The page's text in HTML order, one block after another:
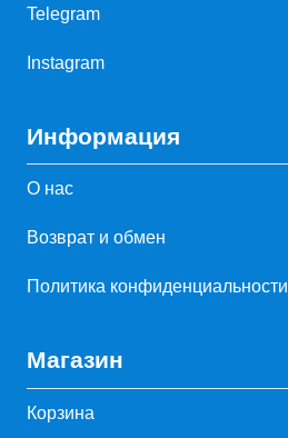
Telegram
Instagram
Информация
О нас
Возврат и обмен
Политика конфиденциальности
Магазин
Корзина